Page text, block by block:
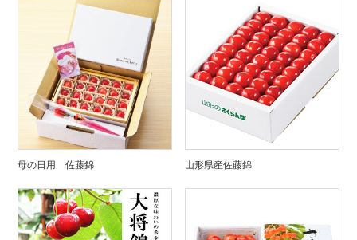
母の日用 佐藤錦 山形県産佐藤錦